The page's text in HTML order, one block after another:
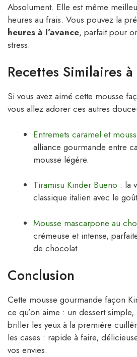
Absolument. Elle est même
heures au frais. Vous pouvez la
heures à l’avance, parfait pour
stress.
Recettes Similaires à
Si vous avez aimé cette mousse
vous allez adorer ces autres
Entremets caramel et
alliance gourmande entre
mousse légère.
Tiramisu Kinder Bueno : la
classique italien avec le
Mousse mascarpone au
crémeuse et intense,
de chocolat.
Conclusion
Cette mousse gourmande façon
ce qu’on aime : un dessert
briller les yeux à la première
les cases : rapide à faire,
vos envies.